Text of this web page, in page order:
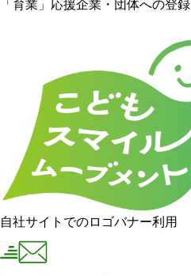
「育業」応援企業・団体への登
自社サイトでのロゴバナー利用